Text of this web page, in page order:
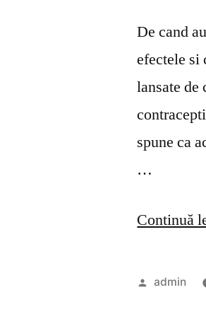
De cand
efectele si
lansate de
spune ca
…
Continuă
Publicat
admin